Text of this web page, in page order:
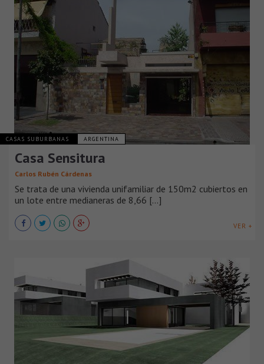
CASAS SUBURBANAS ARGENTINA
Casa Sensitura
Carlos Rubén Cárdenas
Se trata de una vivienda unifamiliar de 150m2 cubiertos en
un lote entre medianeras de 8,66 [...]
VER +